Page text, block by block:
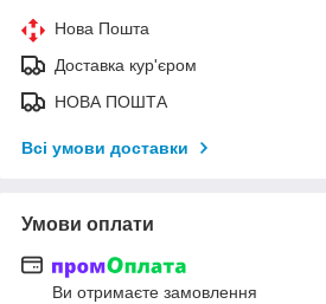
Нова Пошта
Доставка кур'єром
НОВА ПОШТА
Всі умови доставки
Умови оплати
Ви отримаєте замовлення